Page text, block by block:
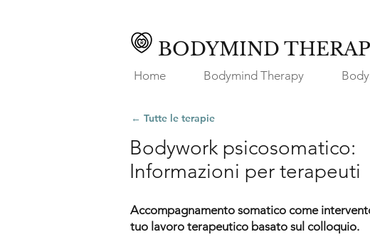
BODYMIND
Home Bodymind Therapy
← Tutte le terapie
Bodywork psicosomatico:
Informazioni per terapeuti
Accompagnamento somatico come
tuo lavoro terapeutico basato sul colloquio.